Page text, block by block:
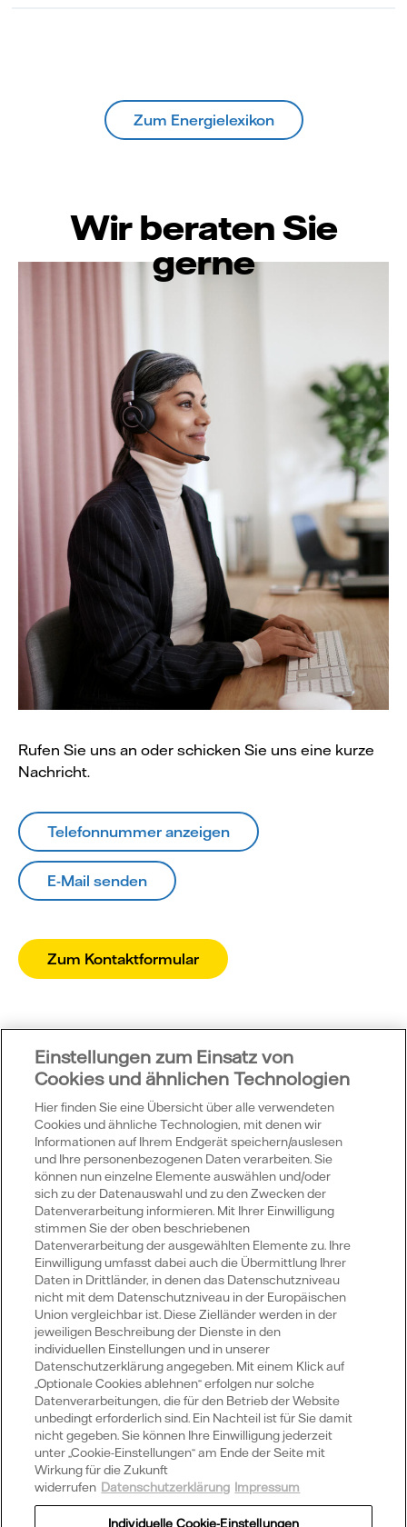
Zum Energielexikon
Wir beraten Sie
gerne
Rufen Sie uns an oder schicken Sie uns eine kurze
Nachricht.
Telefonnummer anzeigen
E-Mail senden
Zum Kontaktformular
Vattenfall
Publikationen
Portale
Social Media
Youtube Xing LinkedIn X
Datenschutz
Einstellungen zum Einsatz von
Cookies und ähnlichen Technologien
Hier finden Sie eine Übersicht über alle verwendeten
Cookies und ähnliche Technologien, mit denen wir
Informationen auf Ihrem Endgerät speichern/auslesen
und Ihre personenbezogenen Daten verarbeiten. Sie
können nun einzelne Elemente auswählen und/oder
sich zu der Datenauswahl und zu den Zwecken der
Datenverarbeitung informieren. Mit Ihrer Einwilligung
stimmen Sie der oben beschriebenen
Datenverarbeitung der ausgewählten Elemente zu. Ihre
Einwilligung umfasst dabei auch die Übermittlung Ihrer
Daten in Drittländer, in denen das Datenschutzniveau
nicht mit dem Datenschutzniveau in der Europäischen
Union vergleichbar ist. Diese Zielländer werden in der
jeweiligen Beschreibung der Dienste in den
individuellen Einstellungen und in unserer
Datenschutzerklärung angegeben. Mit einem Klick auf
„Optionale Cookies ablehnen“ erfolgen nur solche
Datenverarbeitungen, die für den Betrieb der Website
unbedingt erforderlich sind. Ein Nachteil ist für Sie damit
nicht gegeben. Sie können Ihre Einwilligung jederzeit
unter „Cookie-Einstellungen“ am Ende der Seite mit
Wirkung für die Zukunft
widerrufen Datenschutzerklärung Impressum
Individuelle Cookie-Einstellungen